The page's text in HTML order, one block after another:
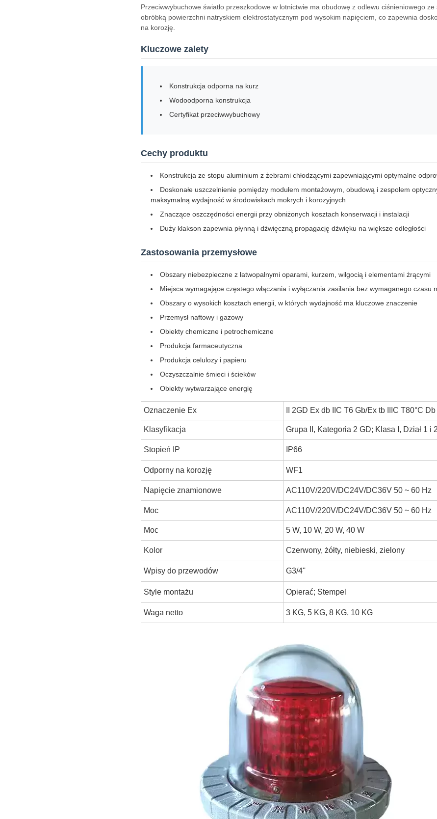
Przeciwwybuchowe światło przeszkodowe w lotnictwie ma obudowę z odlewu ciśnieniowego
obróbką powierzchni natryskiem elektrostatycznym pod wysokim napięciem, co zapewnia
na korozję.
Kluczowe zalety
Konstrukcja odporna na kurz
Wodoodporna konstrukcja
Certyfikat przeciwwybuchowy
Cechy produktu
Konstrukcja ze stopu aluminium z żebrami chłodzącymi zapewniającymi optymalne
Doskonałe uszczelnienie pomiędzy modułem montażowym, obudową i zespołem
maksymalną wydajność w środowiskach mokrych i korozyjnych
Znaczące oszczędności energii przy obniżonych kosztach konserwacji i instalacji
Duży klakson zapewnia płynną i dźwięczną propagację dźwięku na większe odległości
Zastosowania przemysłowe
Obszary niebezpieczne z łatwopalnymi oparami, kurzem, wilgocią i elementami żrącymi
Miejsca wymagające częstego włączania i wyłączania zasilania bez wymaganego czasu
Obszary o wysokich kosztach energii, w których wydajność ma kluczowe znaczenie
Przemysł naftowy i gazowy
Obiekty chemiczne i petrochemiczne
Produkcja farmaceutyczna
Produkcja celulozy i papieru
Oczyszczalnie śmieci i ścieków
Obiekty wytwarzające energię
Oznaczenie Ex II 2GD Ex db IIC T6 Gb/Ex tb IIIC T80°C Db
Klasyfikacja Grupa II, Kategoria 2 GD; Klasa I, Dział 1 i
Stopień IP IP66
Odporny na korozję WF1
Napięcie znamionowe AC110V/220V/DC24V/DC36V 50 ~ 60 Hz
Moc AC110V/220V/DC24V/DC36V 50 ~ 60 Hz
Moc 5 W, 10 W, 20 W, 40 W
Kolor Czerwony, żółty, niebieski, zielony
Wpisy do przewodów G3/4''
Style montażu Opierać; Stempel
Waga netto 3 KG, 5 KG, 8 KG, 10 KG